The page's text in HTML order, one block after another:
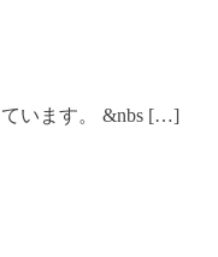
います。 &nbs […]